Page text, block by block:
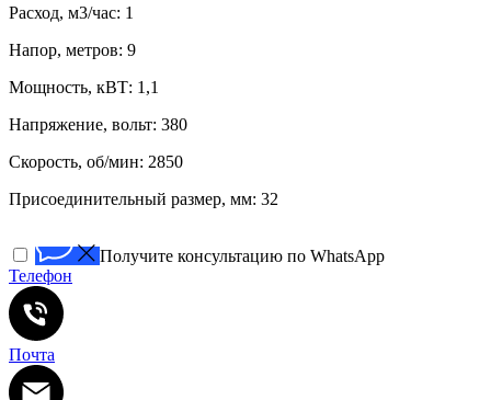
Расход, м3/час: 1
Напор, метров: 9
Мощность, кВТ: 1,1
Напряжение, вольт: 380
Скорость, об/мин: 2850
Присоединительный размер, мм: 32
Получите консультацию по WhatsApp
Телефон
Почта